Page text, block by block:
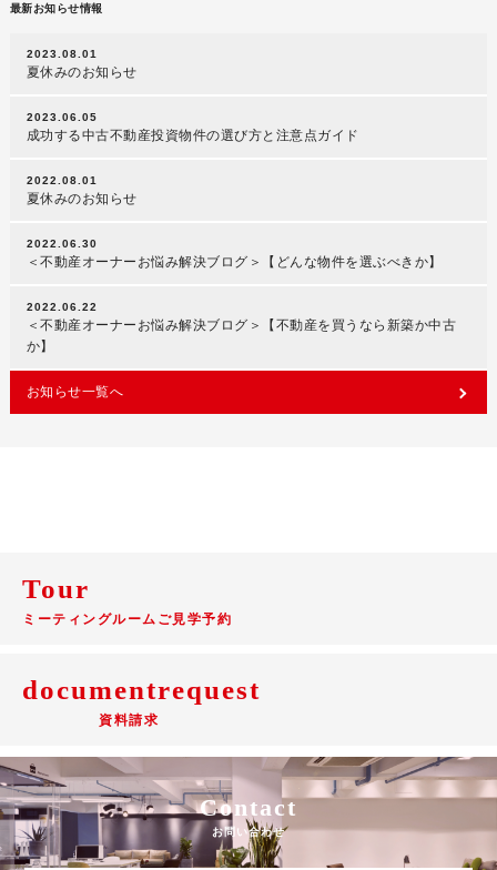
最新お知らせ情報
2023.08.01
夏休みのお知らせ
2023.06.05
成功する中古不動産投資物件の選び方と注意点ガイド
2022.08.01
夏休みのお知らせ
2022.06.30
＜不動産オーナーお悩み解決ブログ＞【どんな物件を選ぶべきか】
2022.06.22
＜不動産オーナーお悩み解決ブログ＞【不動産を買うなら新築か中古
か】
お知らせ一覧へ
Tour
ミーティングルームご見学予約
documentrequest
資料請求
Contact
お問い合わせ